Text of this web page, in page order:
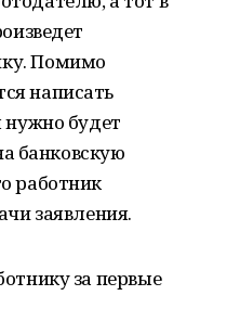
Помимо
написать
нужно будет
банковскую
работник
заявления.
за первые